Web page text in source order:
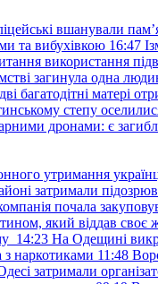
вшанували
та вибухівкою 16:47
використання
загинула одна
багатодітні матері
степу
дронами: є
утримання
затримали
почала
який віддав своє
14:23 На Одещині
з наркотиками 11:48
затримали